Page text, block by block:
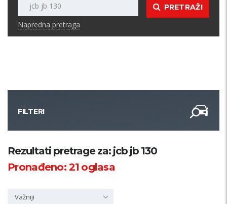
PRETRAŽI
Napredna pretraga
FILTERI
Kategorija
Rezultati pretrage za: jcb jb 130
Pronađeno:21oglasa
Važniji